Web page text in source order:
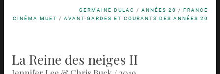
GERMAINE DULAC /ANNÉES 20 /FRANCE
CINÉMA MUET /AVANT-GARDES ET COURANTS DES ANNÉES 20
La Reine des neiges II